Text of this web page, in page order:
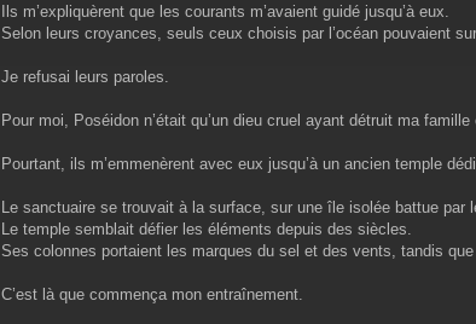
Ils m’expliquèrent que les courants m’avaient guidé jusqu’à eux.
Selon leurs croyances, seuls ceux choisis par l’océan pouvaient
Je refusai leurs paroles.
Pour moi, Poséidon n’était qu’un dieu cruel ayant détruit ma
Pourtant, ils m’emmenèrent avec eux jusqu’à un ancien temple
Le sanctuaire se trouvait à la surface, sur une île isolée battue
Le temple semblait défier les éléments depuis des siècles.
Ses colonnes portaient les marques du sel et des vents, tandis
C’est là que commença mon entraînement.